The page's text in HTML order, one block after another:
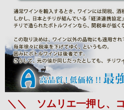
＼＼ ソムリエ一押し、